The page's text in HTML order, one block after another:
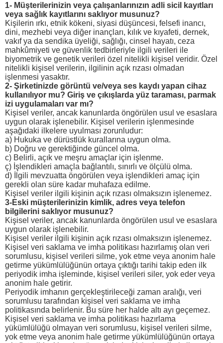
1- Müşterilerinizin veya çalışanlarınızın adli sicil kayıtları
veya sağlık kayıtlarını saklıyor musunuz?
Kişilerin ırkı, etnik kökeni, siyasi düşüncesi, felsefi inancı,
dini, mezhebi veya diğer inançları, kılık ve kıyafeti, dernek,
vakıf ya da sendika üyeliği, sağlığı, cinsel hayatı, ceza
mahkûmiyeti ve güvenlik tedbirleriyle ilgili verileri ile
biyometrik ve genetik verileri özel nitelikli kişisel veridir. Özel
nitelikli kişisel verilerin, ilgilinin açık rızası olmadan
işlenmesi yasaktır.
2- Şirketinizde görüntü ve/veya ses kaydı yapan cihaz
kullanılıyor mu? Giriş ve çıkışlarda yüz taraması, parmak
izi uygulamaları var mı?
Kişisel veriler, ancak kanunlarda öngörülen usul ve esaslara
uygun olarak işlenebilir. Kişisel verilerin işlenmesinde
aşağıdaki ilkelere uyulması zorunludur:
a) Hukuka ve dürüstlük kurallarına uygun olma.
b) Doğru ve gerektiğinde güncel olma.
c) Belirli, açık ve meşru amaçlar için işlenme.
ç) İşlendikleri amaçla bağlantılı, sınırlı ve ölçülü olma.
d) İlgili mevzuatta öngörülen veya işlendikleri amaç için
gerekli olan süre kadar muhafaza edilme.
Kişisel veriler ilgili kişinin açık rızası olmaksızın işlenemez.
3-Eski müşterilerinizin kimlik, adres veya telefon
bilgilerini saklıyor musunuz?
Kişisel veriler, ancak kanunlarda öngörülen usul ve esaslara
uygun olarak işlenebilir.
Kişisel veriler ilgili kişinin açık rızası olmaksızın işlenemez.
Kişisel veri saklama ve imha politikası hazırlamış olan veri
sorumlusu, kişisel verileri silme, yok etme veya anonim hale
getirme yükümlülüğünün ortaya çıktığı tarihi takip eden ilk
periyodik imha işleminde, kişisel verileri siler, yok eder veya
anonim hale getirir.
Periyodik imhanın gerçekleştirileceği zaman aralığı, veri
sorumlusu tarafından kişisel veri saklama ve imha
politikasında belirlenir. Bu süre her halde altı ayı geçemez.
Kişisel veri saklama ve imha politikası hazırlama
yükümlülüğü olmayan veri sorumlusu, kişisel verileri silme,
yok etme veya anonim hale getirme yükümlülüğünün ortaya